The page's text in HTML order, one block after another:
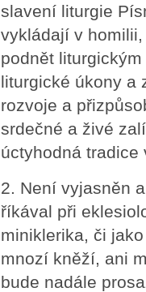
slavení liturgie
vykládají v
podnět
liturgické úkony a
rozvoje a
srdečné a živé
úctyhodná tradice
2. Není vyjasněn
říkával při
miniklerika, či
mnozí kněží, ani
bude nadále